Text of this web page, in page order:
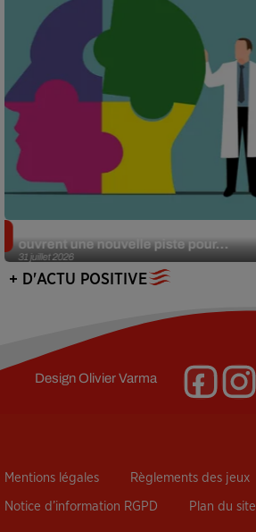
31 juillet 2026
ouvrent une nouvelle piste pour...
+ D'ACTU POSITIVE
DesignOlivier Varma
Mentions légales Règlements des jeux
Notice d’information RGPD Plan du site